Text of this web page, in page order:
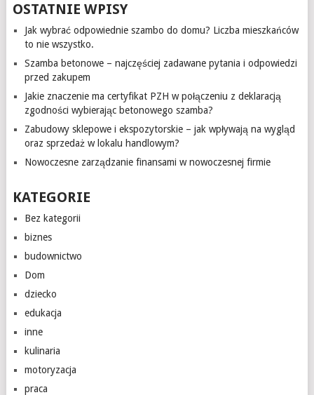
OSTATNIE WPISY
Jak wybrać odpowiednie szambo do domu? Liczba mieszkańców
to nie wszystko.
Szamba betonowe – najczęściej zadawane pytania i odpowiedzi
przed zakupem
Jakie znaczenie ma certyfikat PZH w połączeniu z deklaracją
zgodności wybierając betonowego szamba?
Zabudowy sklepowe i ekspozytorskie – jak wpływają na wygląd
oraz sprzedaż w lokalu handlowym?
Nowoczesne zarządzanie finansami w nowoczesnej firmie
KATEGORIE
Bez kategorii
biznes
budownictwo
Dom
dziecko
edukacja
inne
kulinaria
motoryzacja
praca